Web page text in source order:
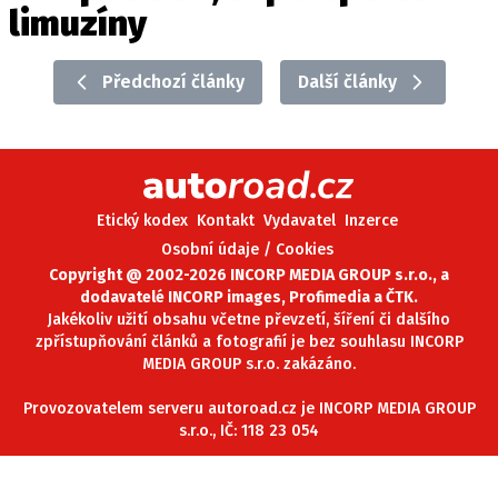
ELEKTRO
NOVINKY ZE SVĚTA EV
TESTY ELEKTROMOBILŮ
RALLY
OSTATNÍ
TISKOVKY
ROZHOVORY
DAKAR
Z DOMOVA
ZE SVĚTA
MOTORSPORT
limuzíny
Předchozí články Další články
Etický kodex Kontakt Vydavatel Inzerce
Osobní údaje / Cookies
Copyright @ 2002-2026 INCORP MEDIA GROUP s.r.o., a
dodavatelé INCORP images, Profimedia a ČTK.
Jakékoliv užití obsahu včetne převzetí, šíření či dalšího
zpřístupňování článků a fotografií je bez souhlasu INCORP
MEDIA GROUP s.r.o. zakázáno.
Provozovatelem serveru autoroad.cz je INCORP MEDIA GROUP
s.r.o., IČ: 118 23 054